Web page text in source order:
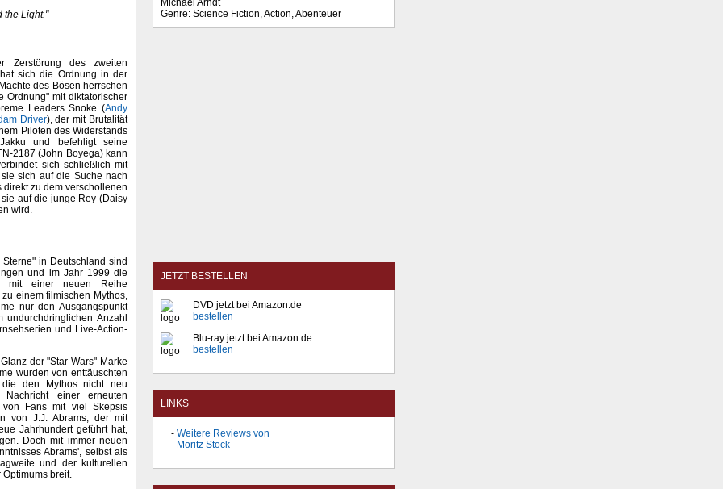
the Light."
des zweiten
sich die Ordnung in der
des Bösen herrschen
Ordnung" mit diktatorischer
Leaders Snoke (Andy
Driver), der mit Brutalität
Piloten des Widerstands
und befehligt seine
2187 (John Boyega) kann
sich schließlich mit
sich auf die Suche nach
zu dem verschollenen
auf die junge Rey (Daisy
wird.
in Deutschland sind
und im Jahr 1999 die
mit einer neuen Reihe
einem filmischen Mythos,
nur den Ausgangspunkt
Anzahl
und Live-Action-
der "Star Wars"-Marke
wurden von enttäuschten
die den Mythos nicht neu
einer erneuten
von Fans mit viel Skepsis
von J.J. Abrams, der mit
Jahrhundert geführt hat,
Doch mit immer neuen
Abrams', selbst als
und der kulturellen
Optimums breit.
Michael Arndt
Genre: Science Fiction, Action, Abenteuer
JETZT BESTELLEN
DVD jetzt bei Amazon.de
bestellen
Blu-ray jetzt bei Amazon.de
bestellen
LINKS
Weitere Reviews von
Moritz Stock